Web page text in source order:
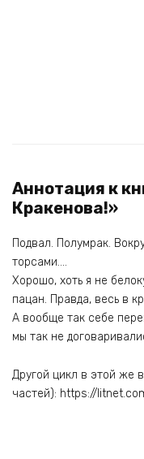
Аннотация к
Кракенова!»
Подвал. Полумрак.
торсами….
Хорошо, хоть я не
пацан. Правда, весь в
А вообще так себе
мы так не
Другой цикл в этой же
частей): https://